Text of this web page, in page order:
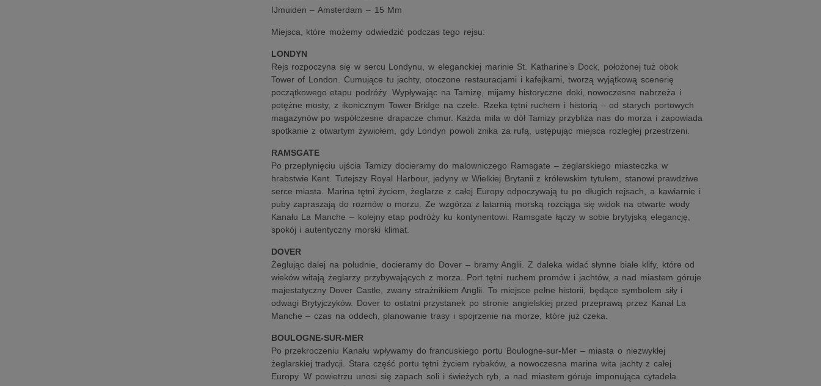
IJmuiden – Amsterdam – 15 Mm
Miejsca, które możemy odwiedzić podczas tego rejsu:
LONDYN
Rejs rozpoczyna się w sercu Londynu, w eleganckiej marinie St. Katharine’s Dock, położonej tuż obok
Tower of London. Cumujące tu jachty, otoczone restauracjami i kafejkami, tworzą wyjątkową scenerię
początkowego etapu podróży. Wypływając na Tamizę, mijamy historyczne doki, nowoczesne nabrzeża i
potężne mosty, z ikonicznym Tower Bridge na czele. Rzeka tętni ruchem i historią – od starych portowych
magazynów po współczesne drapacze chmur. Każda mila w dół Tamizy przybliża nas do morza i zapowiada
spotkanie z otwartym żywiołem, gdy Londyn powoli znika za rufą, ustępując miejsca rozległej przestrzeni.
RAMSGATE
Po przepłynięciu ujścia Tamizy docieramy do malowniczego Ramsgate – żeglarskiego miasteczka w
hrabstwie Kent. Tutejszy Royal Harbour, jedyny w Wielkiej Brytanii z królewskim tytułem, stanowi prawdziwe
serce miasta. Marina tętni życiem, żeglarze z całej Europy odpoczywają tu po długich rejsach, a kawiarnie i
puby zapraszają do rozmów o morzu. Ze wzgórza z latarnią morską rozciąga się widok na otwarte wody
Kanału La Manche – kolejny etap podróży ku kontynentowi. Ramsgate łączy w sobie brytyjską elegancję,
spokój i autentyczny morski klimat.
DOVER
Żeglując dalej na południe, docieramy do Dover – bramy Anglii. Z daleka widać słynne białe klify, które od
wieków witają żeglarzy przybywających z morza. Port tętni ruchem promów i jachtów, a nad miastem góruje
majestatyczny Dover Castle, zwany strażnikiem Anglii. To miejsce pełne historii, będące symbolem siły i
odwagi Brytyjczyków. Dover to ostatni przystanek po stronie angielskiej przed przeprawą przez Kanał La
Manche – czas na oddech, planowanie trasy i spojrzenie na morze, które już czeka.
BOULOGNE-SUR-MER
Po przekroczeniu Kanału wpływamy do francuskiego portu Boulogne-sur-Mer – miasta o niezwykłej
żeglarskiej tradycji. Stara część portu tętni życiem rybaków, a nowoczesna marina wita jachty z całej
Europy. W powietrzu unosi się zapach soli i świeżych ryb, a nad miastem góruje imponująca cytadela.